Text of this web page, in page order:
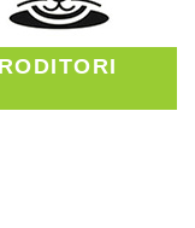
RODITORI